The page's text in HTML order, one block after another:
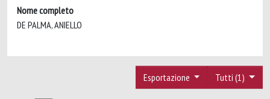
Nome completo
DE PALMA, ANIELLO
Tutti (1)
Esportazione